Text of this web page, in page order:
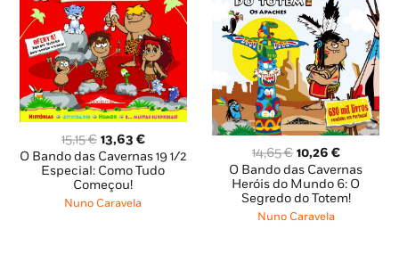
15,15€ O
preço
original
era:
15,15 €.
13,63 €O
preço
atual
O Bando das Cavernas 19 1/2
Especial: Como Tudo
Começou!
Nuno Caravela
14,65€ O
preço
original
era:
14,65 €.
10,26 €O
preço
atual
é:
O Bando das Cavernas
Heróis do Mundo 6: O
Segredo do Totem!
Nuno Caravela